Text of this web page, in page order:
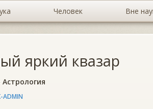
Человек Вне
яркий квазар
Астрология
ADMIN